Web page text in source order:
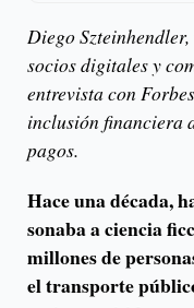
Diego
socios digitales y
entrevista con
inclusión financiera
pagos.
Hace una década,
sonaba a ciencia
millones de
el transporte